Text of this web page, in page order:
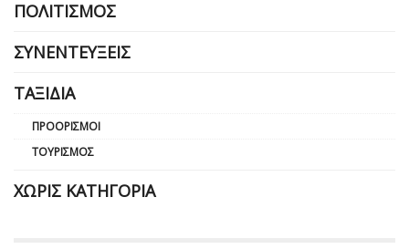
ΠΟΛΙΤΙΣΜΌΣ
ΣΥΝΕΝΤΕΎΞΕΙΣ
ΤΑΞΊΔΙΑ
ΠΡΟΟΡΙΣΜΟΊ
ΤΟΥΡΙΣΜΌΣ
ΧΩΡΊΣ ΚΑΤΗΓΟΡΊΑ